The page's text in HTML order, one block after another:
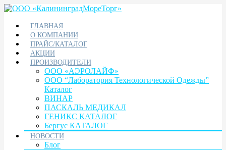
ГЛАВНАЯ
О КОМПАНИИ
ПРАЙС/КАТАЛОГ
АКЦИИ
ПРОИЗВОДИТЕЛИ
ООО «АЭРОЛАЙФ»
ООО “Лаборатория Технологической Одежды”
Каталог
ВИНАР
ПАСКАЛЬ МЕДИКАЛ
ГЕНИКС КАТАЛОГ
Бергус КАТАЛОГ
НОВОСТИ
Блог